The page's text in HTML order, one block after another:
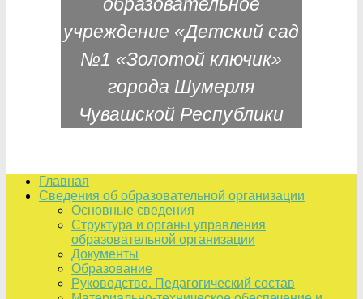
учреждение «Детский сад
№1 «Золотой ключик»
города Шумерля
Чувашской Республики
Главная
Сведения об образовательной организации
Основные сведения
Структура и органы управления
образовательной организации
Документы
Образование
Руководство. Педагогический состав